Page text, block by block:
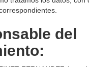
del